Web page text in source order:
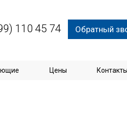
110 45 74 Обратный
Цены Контакты